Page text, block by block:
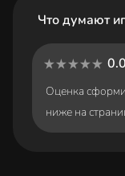
Что думают
0.0
Оценка
ниже на